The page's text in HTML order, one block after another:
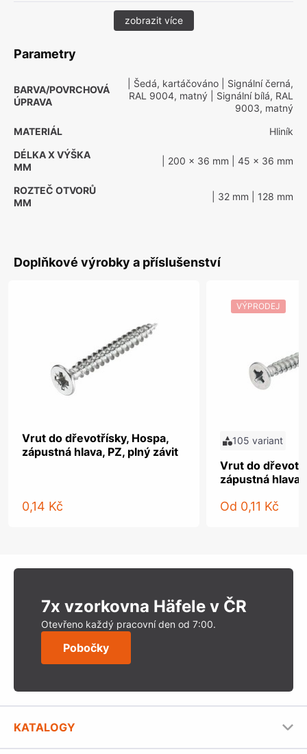
zobrazit více
Parametry
BARVA/POVRCHOVÁ
ÚPRAVA
| Šedá, kartáčováno | Signální černá,
RAL 9004, matný | Signální bílá, RAL
9003, matný
MATERIÁL
Hliník
DÉLKA X VÝŠKA
MM
| 200 x 36 mm | 45 x 36 mm
ROZTEČ OTVORŮ
MM
| 32 mm | 128 mm
Doplňkové výrobky a příslušenství
Vrut do dřevotřísky, Hospa,
zápustná hlava, PZ, plný závit
0,14 Kč
VÝPRODEJ
105 variant
Vrut do
zápustná hlava,
Od 0,11 Kč
7x vzorkovna Häfele v ČR
Otevřeno každý pracovní den od 7:00.
Pobočky
KATALOGY